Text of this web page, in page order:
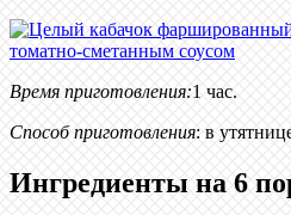
Время приготовления:1 час.
Способ приготовления: в
Ингредиенты на 6